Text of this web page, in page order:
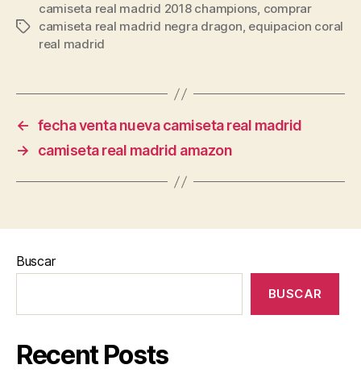
Etiquetas
camiseta real madrid 2018 champions, comprar
camiseta real madrid negra dragon, equipacion coral
real madrid
← fecha venta nueva camiseta real madrid
→
camiseta real madrid amazon
Buscar
BUSCAR
Recent Posts